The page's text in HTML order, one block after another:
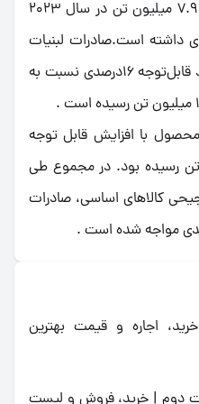
84 میلیون تن در سال قبل به 7.9 میلیون تن در سال 2023
افزایش حدود 1درصدی داشته است.صادرات لبنیات
ایران در سال زراعی 2023 با رشد قابل‌توجه 16درصدی نسبت به
این محصول با افزایش قابل توجه
1.59 میلیون تن رسیده بود. در مجموع طی
کالاهای اساسی، صادرات
اجاره و قیمت بهترین
دوم | خرید، فروش و لیست